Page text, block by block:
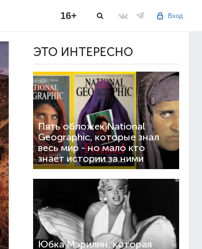
Вход
16+
ЭТО ИНТЕРЕСНО
Пять обложек National
Geographic, которые знал
весь мир - но мало кто
знает истории за ними
Юбка Мэрилин, которая